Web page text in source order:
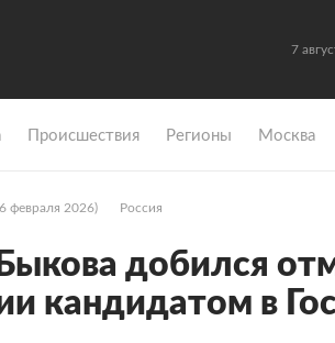
7
Происшествия Регионы Москва
февраля 2026) Россия
добился
кандидатом в